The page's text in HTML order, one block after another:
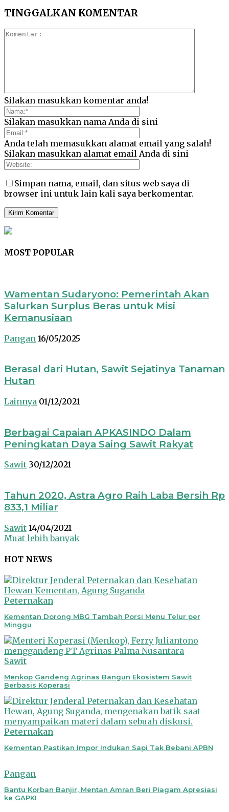
TINGGALKAN KOMENTAR
Silakan masukkan komentar anda!
Silakan masukkan nama Anda di sini
Anda telah memasukkan alamat email yang salah!
Silakan masukkan alamat email Anda di sini
Simpan nama, email, dan situs web saya di
browser ini untuk lain kali saya berkomentar.
MOST POPULAR
Wamentan Sudaryono: Pemerintah Akan
Salurkan Surplus Beras untuk Misi
Kemanusiaan
Pangan 16/05/2025
Berasal dari Hutan, Sawit Sejatinya Tanaman
Hutan
Lainnya 01/12/2021
Berbagai Capaian APKASINDO Dalam
Peningkatan Daya Saing Sawit Rakyat
Sawit 30/12/2021
Tahun 2020, Astra Agro Raih Laba Bersih Rp
833,1 Miliar
Sawit 14/04/2021
Muat lebih banyak
HOT NEWS
Peternakan
Kementan Dorong MBG Tambah Porsi Menu Telur per
Minggu
Sawit
Menkop Gandeng Agrinas Bangun Ekosistem Sawit
Berbasis Koperasi
Peternakan
Kementan Pastikan Impor Indukan Sapi Tak Bebani APBN
Pangan
Bantu Korban Banjir, Mentan Amran Beri Piagam Apresiasi
ke GAPKI